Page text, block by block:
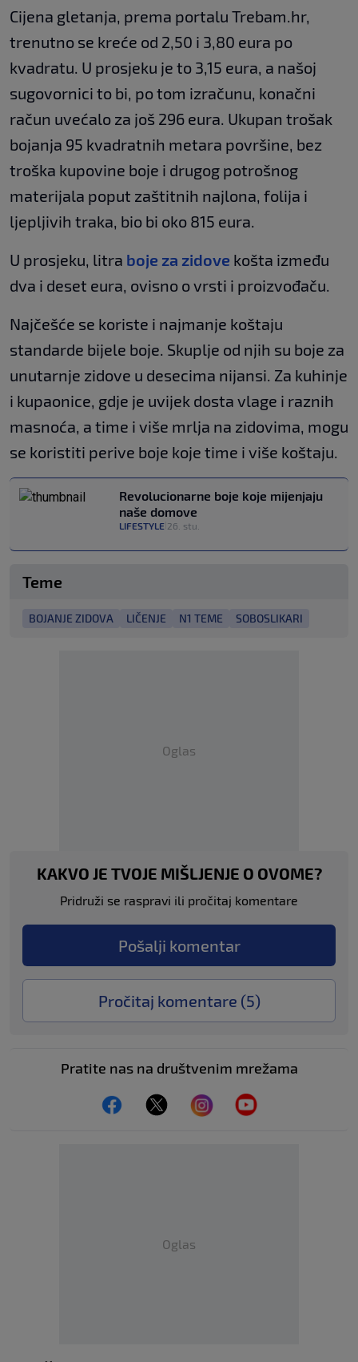
Cijena gletanja, prema portalu Trebam.hr,
trenutno se kreće od 2,50 i 3,80 eura po
kvadratu. U prosjeku je to 3,15 eura, a našoj
sugovornici to bi, po tom izračunu, konačni
račun uvećalo za još 296 eura. Ukupan trošak
bojanja 95 kvadratnih metara površine, bez
troška kupovine boje i drugog potrošnog
materijala poput zaštitnih najlona, folija i
ljepljivih traka, bio bi oko 815 eura.
U prosjeku, litra boje za zidove košta između
dva i deset eura, ovisno o vrsti i proizvođaču.
Najčešće se koriste i najmanje koštaju
standarde bijele boje. Skuplje od njih su boje za
unutarnje zidove u desecima nijansi. Za kuhinje
i kupaonice, gdje je uvijek dosta vlage i raznih
masnoća, a time i više mrlja na zidovima, mogu
se koristiti perive boje koje time i više koštaju.
Revolucionarne boje koje mijenjaju
naše domove
LIFESTYLE 26. stu.
Teme
BOJANJE ZIDOVA LIČENJE N1 TEME SOBOSLIKARI
Oglas
KAKVO JE TVOJE MIŠLJENJE O OVOME?
Pridruži se raspravi ili pročitaj komentare
Pošalji komentar
Pročitaj komentare (5)
Pratite nas na društvenim mrežama
Oglas